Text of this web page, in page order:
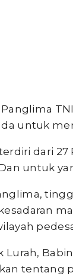
untuk
dari 27
untuk
Lurah,
tentang